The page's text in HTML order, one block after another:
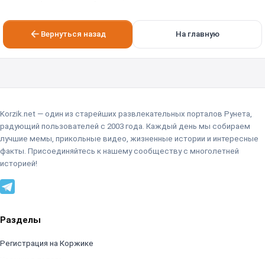
Вернуться назад На главную
Korzik.net — один из старейших развлекательных порталов Рунета,
радующий пользователей с 2003 года. Каждый день мы собираем
лучшие мемы, прикольные видео, жизненные истории и интересные
факты. Присоединяйтесь к нашему сообществу с многолетней
историей!
Разделы
Регистрация на Коржике